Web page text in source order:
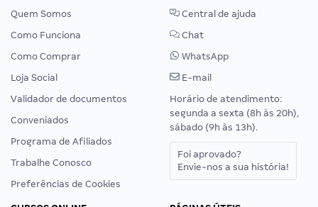
Quem Somos
Como Funciona
Como Comprar
Loja Social
Validador de documentos
Conveniados
Programa de Afiliados
Trabalhe Conosco
Preferências de Cookies
Central de ajuda
Chat
WhatsApp
E-mail
Horário de atendimento:
segunda a sexta (8h às 20h),
sábado (9h às 13h).
Foi aprovado?
Envie-nos a sua história!